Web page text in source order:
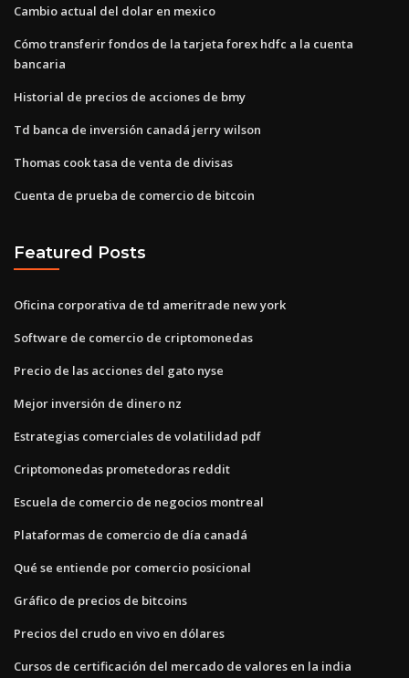
Cambio actual del dolar en mexico
Cómo transferir fondos de la tarjeta forex hdfc a la cuenta
bancaria
Historial de precios de acciones de bmy
Td banca de inversión canadá jerry wilson
Thomas cook tasa de venta de divisas
Cuenta de prueba de comercio de bitcoin
Featured Posts
Oficina corporativa de td ameritrade new york
Software de comercio de criptomonedas
Precio de las acciones del gato nyse
Mejor inversión de dinero nz
Estrategias comerciales de volatilidad pdf
Criptomonedas prometedoras reddit
Escuela de comercio de negocios montreal
Plataformas de comercio de día canadá
Qué se entiende por comercio posicional
Gráfico de precios de bitcoins
Precios del crudo en vivo en dólares
Cursos de certificación del mercado de valores en la india